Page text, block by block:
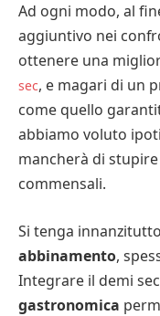
Ad ogni modo, al
aggiuntivo nei
ottenere una
sec, e magari di un
come quello
abbiamo voluto
mancherà di
commensali.
Si tenga
abbinamento,
Integrare il demi
gastronomica